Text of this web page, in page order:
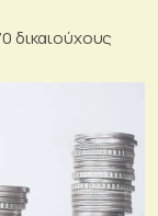
δικαιούχους